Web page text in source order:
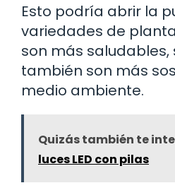
Esto podría abrir la
variedades de
son más saludables,
también son más
medio ambiente.
Quizás también te
luces LED con pilas